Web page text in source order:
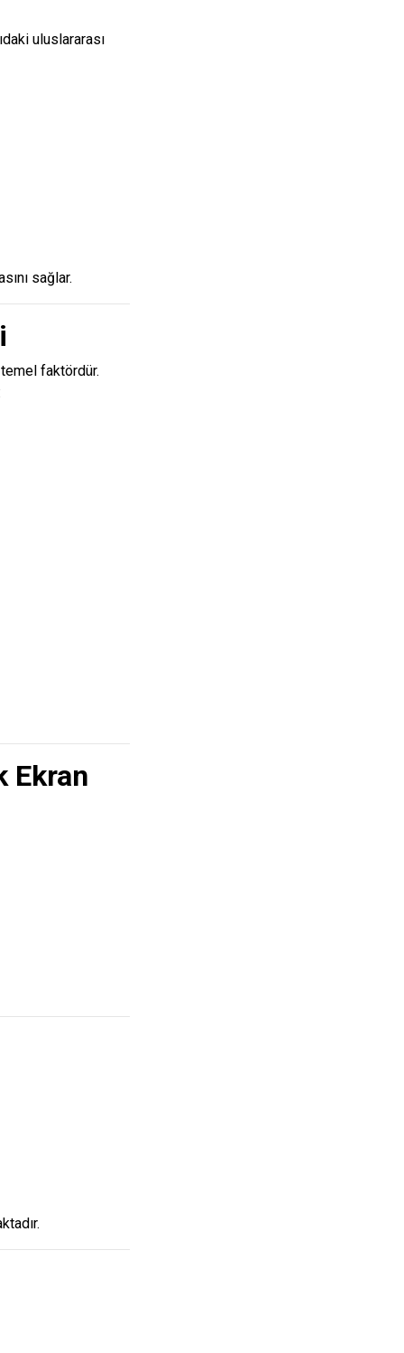
uluslararası
sağlar.
faktördür.
Ekran